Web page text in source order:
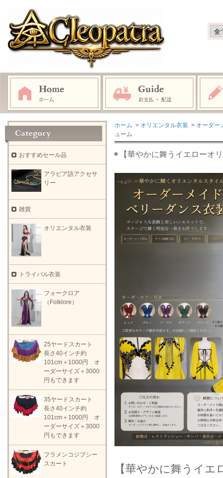
ホーム > オリエンタル衣装 > オーダー
ューム
【華やかに舞うイエローオ
【華やかに舞うイ
おすすめセール品
アラビア語アクセサ
リー
雑貨
オリエンタル衣装
トライバル衣装
フォークロア
（Folklore）
25ヤードスカート
長さ40インチ約
101cm＋1000円 オ
ーダーサイズ＋3000
円もできます
35ヤードスカート
長さ40インチ約
101cm＋1000円 オ
ーダーサイズ＋3000
円もできます
フラメンコジプシー
スカート